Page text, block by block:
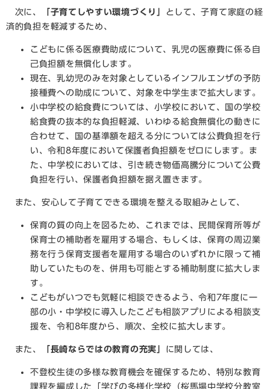
次に、 「子育てしやすい環境づくり」 として、子育て家庭の経
済的負担を軽減するため、
こどもに係る医療費助成について、乳児の医療費に係る自
己負担額を無償化します。
現在、乳幼児のみを対象としているインフルエンザの予防
接種費への助成について、対象を中学生まで拡大します。
小中学校の給食費については、小学校において、国の学校
給食費の抜本的な負担軽減、いわゆる給食無償化の動きに
合わせて、国の基準額を超える分については公費負担を行
い、令和8年度において保護者負担額をゼロにします。ま
た、中学校においては、引き続き物価高騰分について公費
負担を行い、保護者負担額を据え置きます。
また、安心して子育てできる環境を整える取組みとして、
保育の質の向上を図るため、これまでは、民間保育所等が
保育士の補助者を雇用する場合、もしくは、保育の周辺業
務を行う保育支援者を雇用する場合のいずれかに限って補
助していたものを、併用も可能とする補助制度に拡大しま
す。
こどもがいつでも気軽に相談できるよう、令和7年度に一
部の小・中学校に導入したこども相談アプリによる相談支
援を、令和8年度から、順次、全校に拡大します。
また、 「長崎ならではの教育の充実」 に関しては、
不登校生徒の多様な教育機会を確保するため、特別な教育
課程を編成した「学びの多様化学校（桜馬場中学校分教室